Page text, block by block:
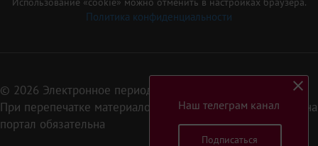
Политика конфиденциальности
© 2026 Электронное периодическое издание «Татарстан»
При перепечатке материалов или их фрагментов ссылка на
портал обязательна
Наш телеграм канал
Подписаться